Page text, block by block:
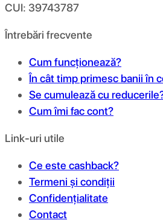
CUI: 39743787
Întrebări frecvente
Cum funcționează?
În cât timp primesc banii în
Se cumulează cu
Cum îmi fac cont?
Link-uri utile
Ce este cashback?
Termeni și condiții
Confidențialitate
Contact